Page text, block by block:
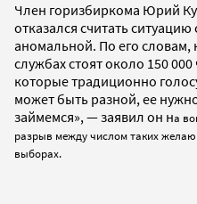
Член горизбиркома Юрий
отказался считать
аномальной. По его словам,
службах стоят около 150
которые традиционно
может быть разной, ее
займемся», — заявил он на
разрыв между числом таких
выборах.